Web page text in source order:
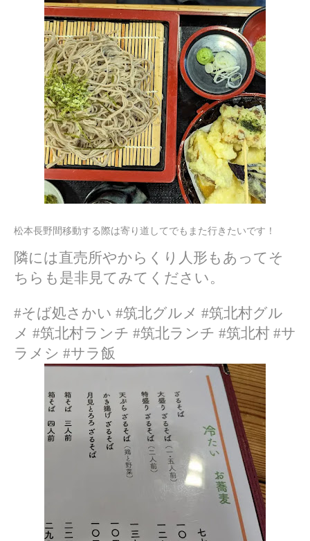
松本長野間移動する際は寄り道してでもまた行きたいです！
隣には直売所やからくり人形もあってそ
ちらも是非見てみてください。
#そば処さかい #筑北グルメ #筑北村グル
メ #筑北村ランチ #筑北ランチ #筑北村 #サ
ラメシ #サラ飯